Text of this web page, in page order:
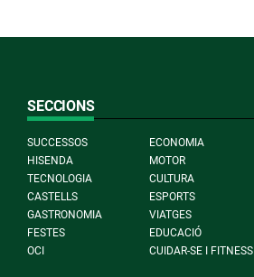
SECCIONS
SUCCESSOS
ECONOMIA
HISENDA
MOTOR
TECNOLOGIA
CULTURA
CASTELLS
ESPORTS
GASTRONOMIA
VIATGES
FESTES
EDUCACIÓ
OCI
CUIDAR-SE I FITNESS